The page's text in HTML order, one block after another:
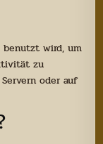
benutzt wird, um
zu
oder auf